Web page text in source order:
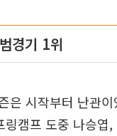
경기 1위
은 시작부터 난관
링캠프 도중 나승엽,